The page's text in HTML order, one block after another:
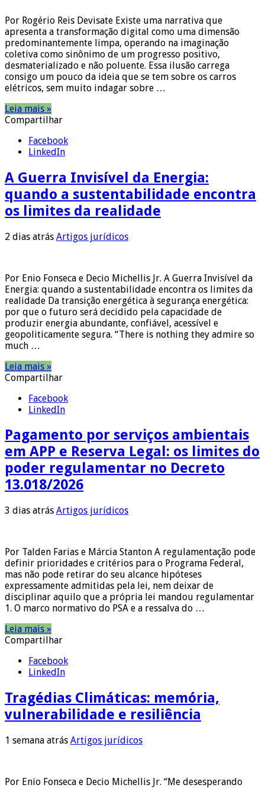
Por Rogério Reis Devisate Existe uma narrativa que
apresenta a transformação digital como uma dimensão
predominantemente limpa, operando na imaginação
coletiva como sinônimo de um progresso positivo,
desmaterializado e não poluente. Essa ilusão carrega
consigo um pouco da ideia que se tem sobre os carros
elétricos, sem muito indagar sobre …
Leia mais »
Compartilhar
Facebook
LinkedIn
A Guerra Invisível da Energia:
quando a sustentabilidade encontra
os limites da realidade
2 dias atrás Artigos jurídicos
Por Enio Fonseca e Decio Michellis Jr. A Guerra Invisível da
Energia: quando a sustentabilidade encontra os limites da
realidade Da transição energética à segurança energética:
por que o futuro será decidido pela capacidade de
produzir energia abundante, confiável, acessível e
geopoliticamente segura. “There is nothing they admire so
much …
Leia mais »
Compartilhar
Facebook
LinkedIn
Pagamento por serviços ambientais
em APP e Reserva Legal: os limites do
poder regulamentar no Decreto
13.018/2026
3 dias atrás Artigos jurídicos
Por Talden Farias e Márcia Stanton A regulamentação pode
definir prioridades e critérios para o Programa Federal,
mas não pode retirar do seu alcance hipóteses
expressamente admitidas pela lei, nem deixar de
disciplinar aquilo que a própria lei mandou regulamentar
1. O marco normativo do PSA e a ressalva do …
Leia mais »
Compartilhar
Facebook
LinkedIn
Tragédias Climáticas: memória,
vulnerabilidade e resiliência
1 semana atrás Artigos jurídicos
Por Enio Fonseca e Decio Michellis Jr. “Me desesperando